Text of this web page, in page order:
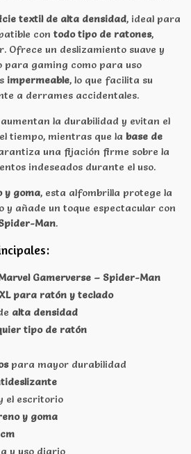
textil de alta densidad, ideal para
con todo tipo de ratones,
Ofrece un deslizamiento suave y
gaming como para uso
impermeable, lo que facilita su
a derrames accidentales.
la durabilidad y evitan el
tiempo, mientras que la base de
una fijación firme sobre la
indeseados durante el uso.
y goma, esta alfombrilla protege la
y añade un toque espectacular con
Man.
Gamerverse – Spider-Man
para ratón y teclado
alta densidad
tipo de ratón
para mayor durabilidad
el escritorio
y goma
y uso diario